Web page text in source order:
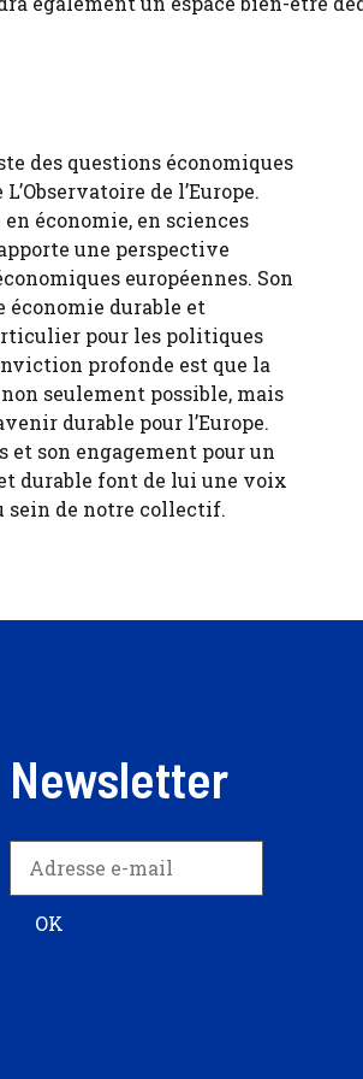
des questions économiques
de l’Europe.
économie, en sciences
une perspective
européennes. Son
durable et
pour les politiques
profonde est que la
seulement possible, mais
durable pour l’Europe.
et son engagement pour un
durable font de lui une voix
sein de notre collectif.
Newsletter